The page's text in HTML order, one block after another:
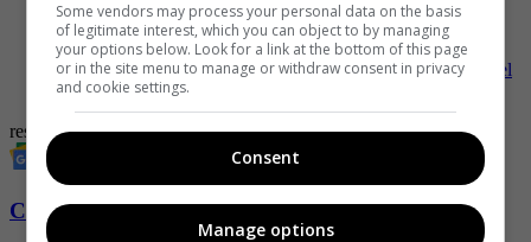
-Restaurante Tierra: la fusión Nikkei que celebra los sabores
de Colombia en Cartagena
-“De lo más lobo”: periodista no tuvo clemencia al hablar del
restaurante de James Rodríguez
restauranteComidagastronomía
Conozca más de Soho aquí
Some vendors may process your personal data on the basis
of legitimate interest, which you can object to by managing
your options below. Look for a link at the bottom of this page
or in the site menu to manage or withdraw consent in privacy
and cookie settings.
Consent
Manage options